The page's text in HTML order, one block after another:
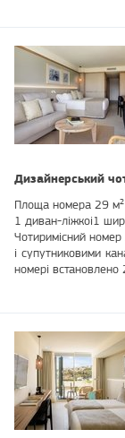
Дизайнерський
Площа номера 29 м²
1 диван-ліжкоі1
Чотиримісний
і супутниковими
номері встановлено